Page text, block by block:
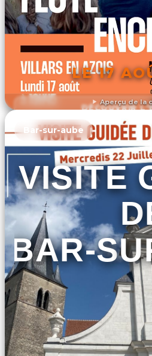
Aperçu de la
LE 17
DÉCOUVRIR
Bar-sur-aube
VISITE
BAR-